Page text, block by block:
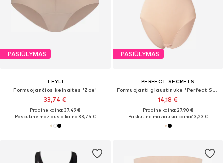
PASIŪLYMAS
TEYLI
Formuojančios kelnaitės 'Zoe'
33,74 €
Pradinė kaina: 37,49 €
Paskutinė mažiausia kaina:33,74 €
PASIŪLYMAS
PERFECT SECRETS
Formuojanti glaustinukė 'Perfect Shaper'
14,18 €
Pradinė kaina: 27,90 €
Paskutinė mažiausia kaina:13,23 €